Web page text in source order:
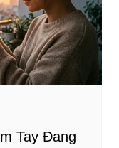
Tay Đang